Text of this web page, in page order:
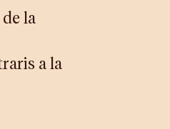
la
a la